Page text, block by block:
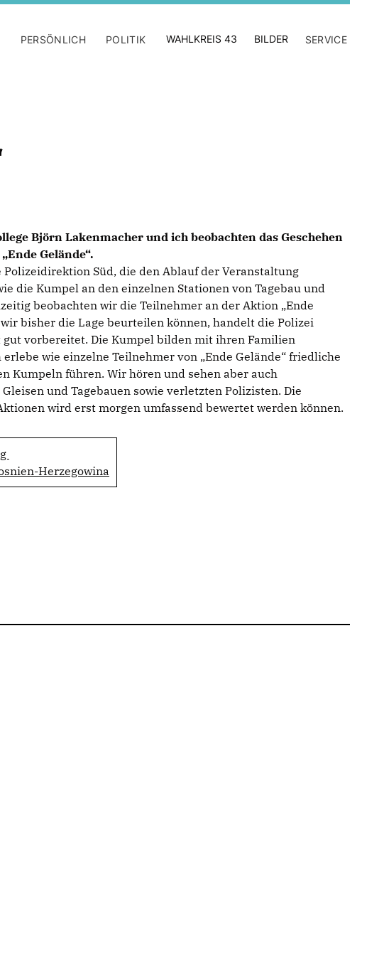
PERSÖNLICH POLITIK WAHLKREIS 43 BILDER SERVICE
Björn Lakenmacher und ich beobachten das Geschehen
Gelände“.
Polizeidirektion Süd, die den Ablauf der Veranstaltung
die Kumpel an den einzelnen Stationen von Tagebau und
beobachten wir die Teilnehmer an der Aktion „Ende
wir bisher die Lage beurteilen können, handelt die Polizei
gut vorbereitet. Die Kumpel bilden mit ihren Familien
erlebe wie einzelne Teilnehmer von „Ende Gelände“ friedliche
Kumpeln führen. Wir hören und sehen aber auch
und Tagebauen sowie verletzten Polizisten. Die
wird erst morgen umfassend bewertet werden können.
Herzegowina